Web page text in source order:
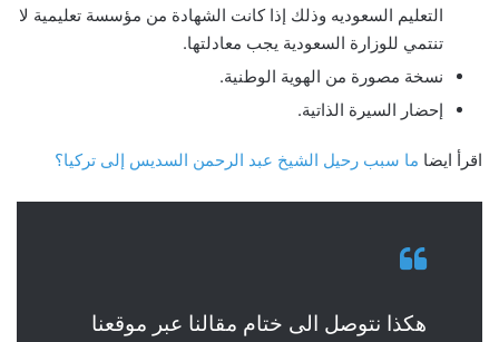
التعليم السعوديه وذلك إذا كانت الشهادة من مؤسسة تعليمية لا
تنتمي للوزارة السعودية يجب معادلتها.
نسخة مصورة من الهوية الوطنية.
إحضار السيرة الذاتية.
اقرأ ايضا ما سبب رحيل الشيخ عبد الرحمن السديس إلى تركيا؟
هكذا نتوصل الى ختام مقالنا عبر موقعنا